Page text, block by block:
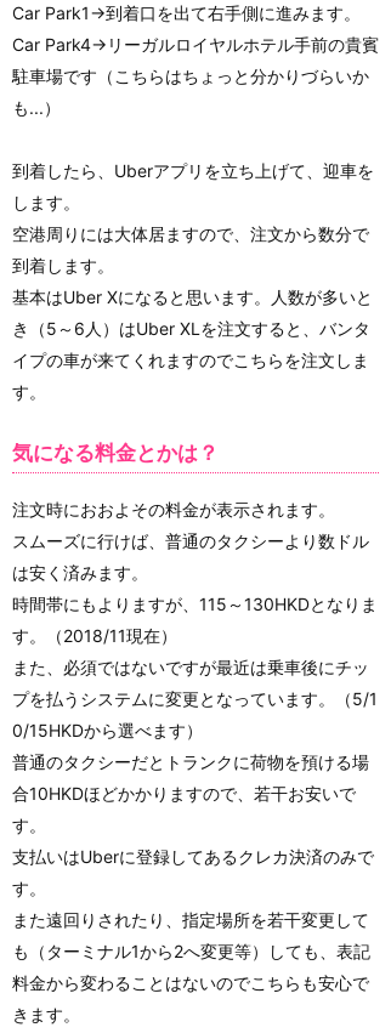
Car Park1→到着口を出て右手側に進みます。
Car Park4→リーガルロイヤルホテル手前の貴賓
駐車場です（こちらはちょっと分かりづらいか
も...）
到着したら、Uberアプリを立ち上げて、迎車を
します。
空港周りには大体居ますので、注文から数分で
到着します。
基本はUber Xになると思います。人数が多いと
き（5～6人）はUber XLを注文すると、バンタ
イプの車が来てくれますのでこちらを注文しま
す。
気になる料金とかは？
注文時におおよその料金が表示されます。
スムーズに行けば、普通のタクシーより数ドル
は安く済みます。
時間帯にもよりますが、115～130HKDとなりま
す。（2018/11現在）
また、必須ではないですが最近は乗車後にチッ
プを払うシステムに変更となっています。（5/1
0/15HKDから選べます）
普通のタクシーだとトランクに荷物を預ける場
合10HKDほどかかりますので、若干お安いで
す。
支払いはUberに登録してあるクレカ決済のみで
す。
また遠回りされたり、指定場所を若干変更して
も（ターミナル1から2へ変更等）しても、表記
料金から変わることはないのでこちらも安心で
きます。